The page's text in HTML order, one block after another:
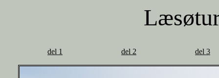
del 1 del 2 del 3